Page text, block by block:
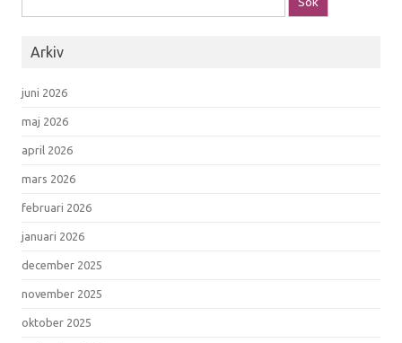
Arkiv
juni 2026
maj 2026
april 2026
mars 2026
februari 2026
januari 2026
december 2025
november 2025
oktober 2025